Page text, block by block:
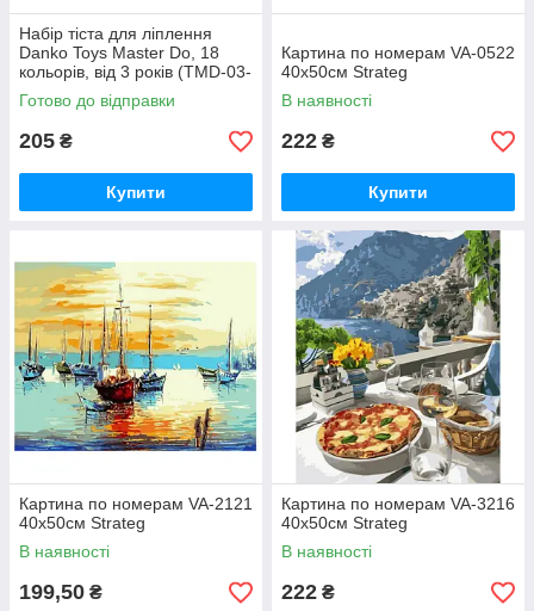
Набір тіста для ліплення
Danko Toys Master Do, 18
кольорів, від 3 років (TMD-03-
05)
Готово до відправки
205 ₴
Купити
Картина по номерам VA-0522
40х50см Strateg
В наявності
222 ₴
Купити
Картина по номерам VA-2121
40х50см Strateg
В наявності
199,50 ₴
Картина по номерам VA-3216
40х50см Strateg
В наявності
222 ₴